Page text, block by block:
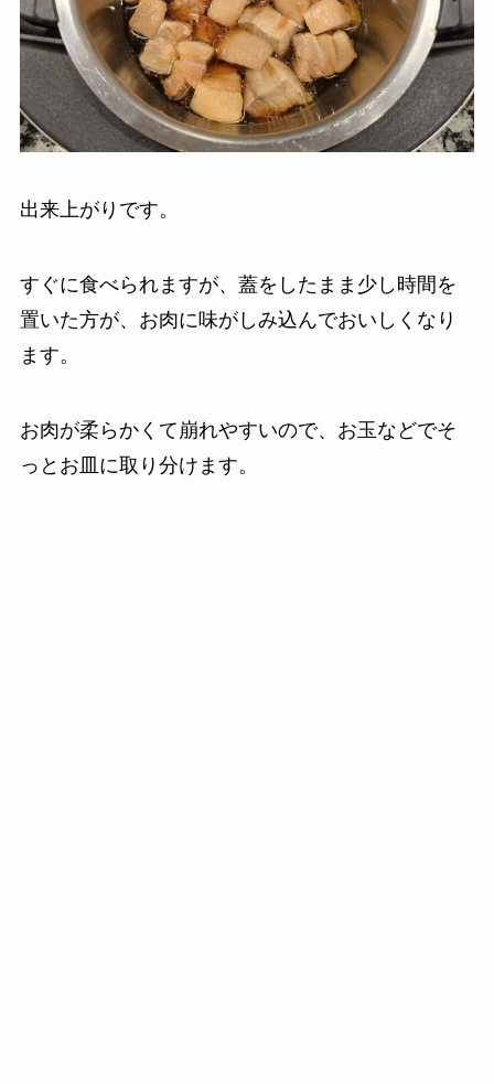
出来上がりです。
すぐに食べられますが、蓋をしたまま少し時間を
置いた方が、お肉に味がしみ込んでおいしくなり
ます。
お肉が柔らかくて崩れやすいので、お玉などでそ
っとお皿に取り分けます。